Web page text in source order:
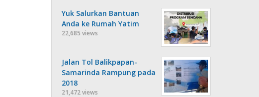
Yuk Salurkan Bantuan
Anda ke Rumah Yatim
22,685 views
Jalan Tol Balikpapan-
Samarinda Rampung pada
2018
21,472 views